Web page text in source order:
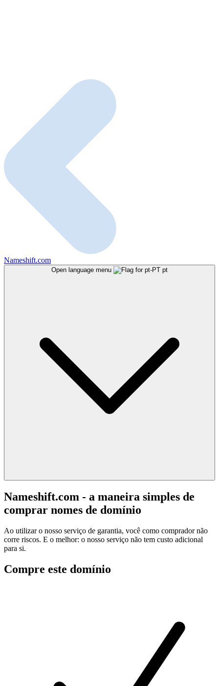
Nameshift.com
Open language menu pt
Nameshift.com - a maneira simples de
comprar nomes de domínio
Ao utilizar o nosso serviço de garantia, você como comprador não
corre riscos. E o melhor: o nosso serviço não tem custo adicional
para si.
Compre este domínio